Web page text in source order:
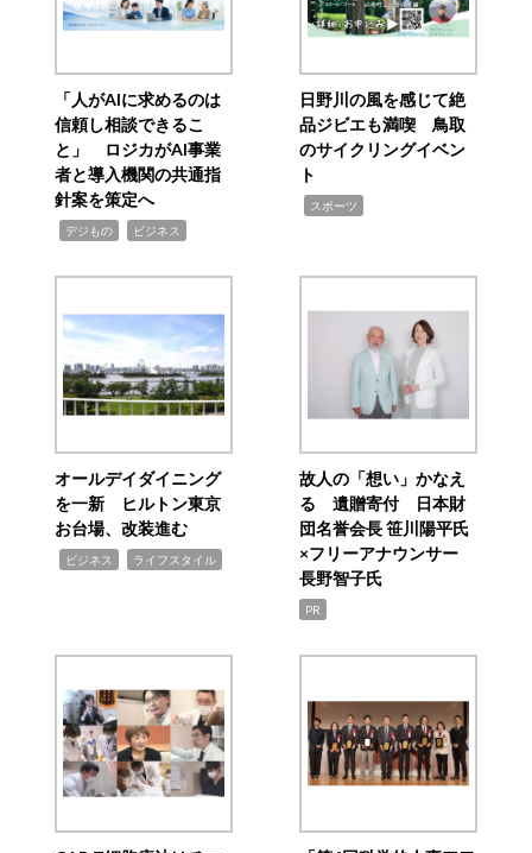
「人がAIに求めるのは
信頼し相談できるこ
と」 ロジカがAI事業
者と導入機関の共通指
針案を策定へ
デジもの ビジネス
日野川の風を感じて絶
品ジビエも満喫 鳥取
のサイクリングイベン
ト
スポーツ
オールデイダイニング
を一新 ヒルトン東京
お台場、改装進む
ビジネス ライフスタイル
故人の「想い」かなえ
る 遺贈寄付 日本財
団名誉会長 笹川陽平氏
×フリーアナウンサー
長野智子氏
PR